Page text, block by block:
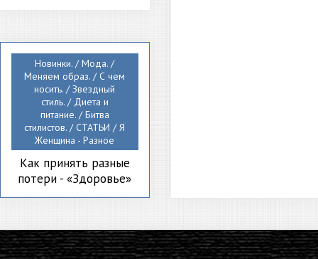
Новинки. / Мода. /
Меняем образ. / С чем
носить. / Звездный
стиль. / Диета и
питание. / Битва
стилистов. / СТАТЬИ / Я
Женщина - Разное
Как принять разные
потери - «Здоровье»